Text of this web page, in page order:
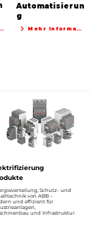
Mehr Informationen
Automatisierun
g
Mehr Informationen
Schutz- und
von ABB –
und effizient für
und Infrastruktur.